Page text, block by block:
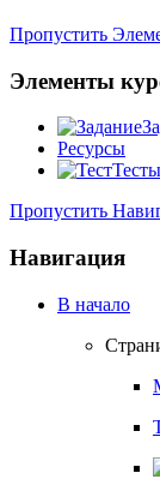
Пропустить
Элементы
Ресурсы
Тесты
Пропустить
Навигация
В начало